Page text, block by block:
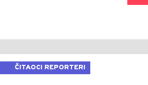
ČITAOCI REPORTERI